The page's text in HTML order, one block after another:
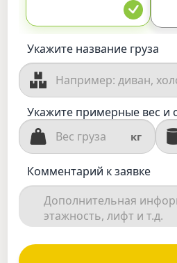
Укажите название груза
Укажите примерные вес и
кг
Комментарий к заявке